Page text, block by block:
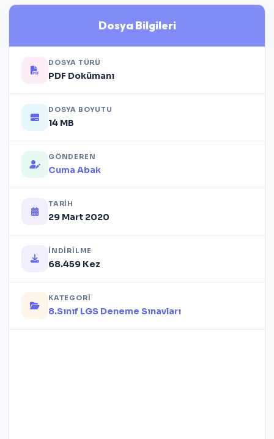
Dosya Bilgileri
DOSYA TÜRÜ
PDF Dokümanı
DOSYA BOYUTU
14 MB
GÖNDEREN
Cuma Abak
TARIH
29 Mart 2020
İNDIRILME
68.459 Kez
KATEGORI
8.Sınıf LGS Deneme Sınavları